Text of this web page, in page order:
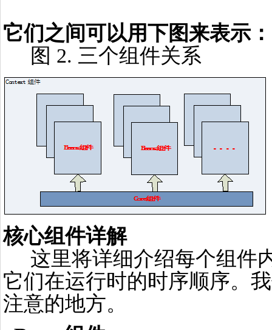
它们之间可以用下图来表示：
图 2. 三个组件关系
核心组件详解
这里将详细介绍每个组件
它们在运行时的时序顺序。
注意的地方。